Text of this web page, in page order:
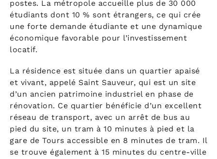
postes. La métropole accueille plus de 30 000
étudiants dont 10 % sont étrangers, ce qui crée
une forte demande étudiante et une dynamique
économique favorable pour l’investissement
locatif.
La résidence est située dans un quartier apaisé
et vivant, appelé Saint Sauveur, qui est un site
d’un ancien patrimoine industriel en phase de
rénovation. Ce quartier bénéficie d’un excellent
réseau de transport, avec un arrêt de bus au
pied du site, un tram à 10 minutes à pied et la
gare de Tours accessible en 8 minutes de tram. Il
se trouve également à 15 minutes du centre-ville